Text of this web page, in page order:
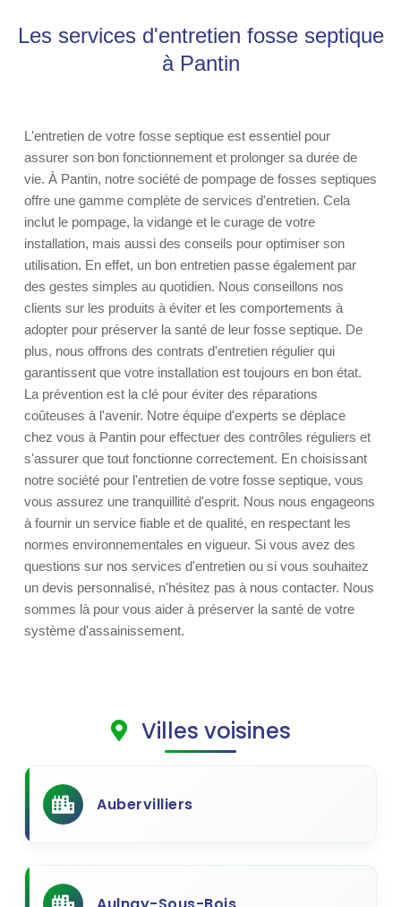
Les services d'entretien fosse septique
à Pantin
L'entretien de votre fosse septique est essentiel pour
assurer son bon fonctionnement et prolonger sa durée de
vie. À Pantin, notre société de pompage de fosses septiques
offre une gamme complète de services d'entretien. Cela
inclut le pompage, la vidange et le curage de votre
installation, mais aussi des conseils pour optimiser son
utilisation. En effet, un bon entretien passe également par
des gestes simples au quotidien. Nous conseillons nos
clients sur les produits à éviter et les comportements à
adopter pour préserver la santé de leur fosse septique. De
plus, nous offrons des contrats d'entretien régulier qui
garantissent que votre installation est toujours en bon état.
La prévention est la clé pour éviter des réparations
coûteuses à l'avenir. Notre équipe d'experts se déplace
chez vous à Pantin pour effectuer des contrôles réguliers et
s'assurer que tout fonctionne correctement. En choisissant
notre société pour l'entretien de votre fosse septique, vous
vous assurez une tranquillité d'esprit. Nous nous engageons
à fournir un service fiable et de qualité, en respectant les
normes environnementales en vigueur. Si vous avez des
questions sur nos services d'entretien ou si vous souhaitez
un devis personnalisé, n'hésitez pas à nous contacter. Nous
sommes là pour vous aider à préserver la santé de votre
système d'assainissement.
Villes voisines
Aubervilliers